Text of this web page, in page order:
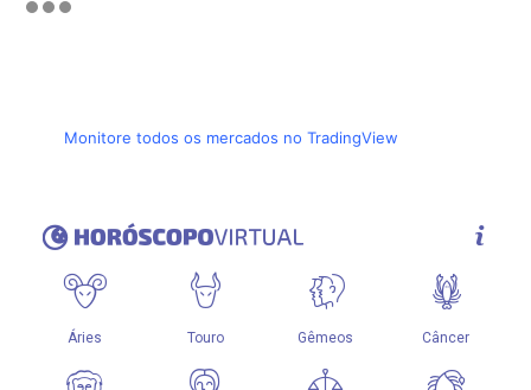
Monitore todos os mercados no TradingView